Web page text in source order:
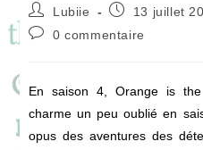
Auteur/autrice
de
la
Lubiie
Publication
13 juillet
Commentaires
0 commentaire
En saison 4, Orange is
charme un peu oublié en
opus des aventures des